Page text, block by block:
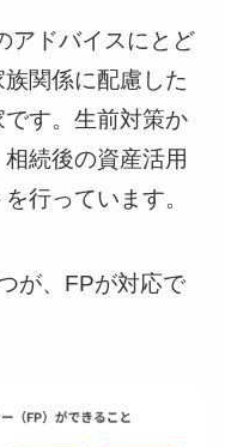
アドバイスにとど
関係に配慮した
す。生前対策か
続後の資産活用
行っています。
が、FPが対応で